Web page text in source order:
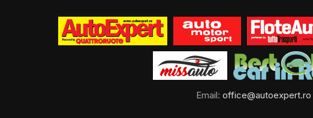
Email: office@autoexpert.ro